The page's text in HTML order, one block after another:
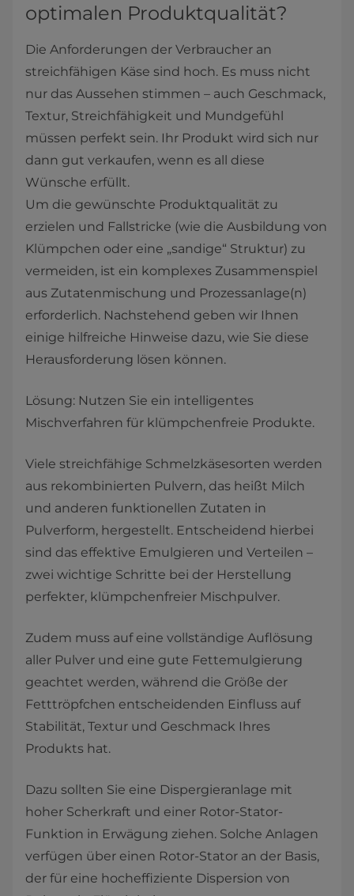
optimalen Produktqualität?
Die Anforderungen der Verbraucher an
streichfähigen Käse sind hoch. Es muss nicht
nur das Aussehen stimmen – auch Geschmack,
Textur, Streichfähigkeit und Mundgefühl
müssen perfekt sein. Ihr Produkt wird sich nur
dann gut verkaufen, wenn es all diese
Wünsche erfüllt.
Um die gewünschte Produktqualität zu
erzielen und Fallstricke (wie die Ausbildung von
Klümpchen oder eine „sandige“ Struktur) zu
vermeiden, ist ein komplexes Zusammenspiel
aus Zutatenmischung und Prozessanlage(n)
erforderlich. Nachstehend geben wir Ihnen
einige hilfreiche Hinweise dazu, wie Sie diese
Herausforderung lösen können.
Lösung: Nutzen Sie ein intelligentes
Mischverfahren für klümpchenfreie Produkte.
Viele streichfähige Schmelzkäsesorten werden
aus rekombinierten Pulvern, das heißt Milch
und anderen funktionellen Zutaten in
Pulverform, hergestellt. Entscheidend hierbei
sind das effektive Emulgieren und Verteilen –
zwei wichtige Schritte bei der Herstellung
perfekter, klümpchenfreier Mischpulver.
Zudem muss auf eine vollständige Auflösung
aller Pulver und eine gute Fettemulgierung
geachtet werden, während die Größe der
Fetttröpfchen entscheidenden Einfluss auf
Stabilität, Textur und Geschmack Ihres
Produkts hat.
Dazu sollten Sie eine Dispergieranlage mit
hoher Scherkraft und einer Rotor-Stator-
Funktion in Erwägung ziehen. Solche Anlagen
verfügen über einen Rotor-Stator an der Basis,
der für eine hocheffiziente Dispersion von